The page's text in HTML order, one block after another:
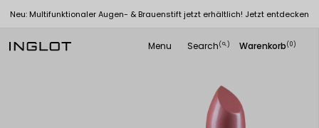
Neu: Multifunktionaler Augen- & Brauenstift jetzt erhältlich! Jetzt entdecken
Menu Search(
search ) Warenkorb(0)